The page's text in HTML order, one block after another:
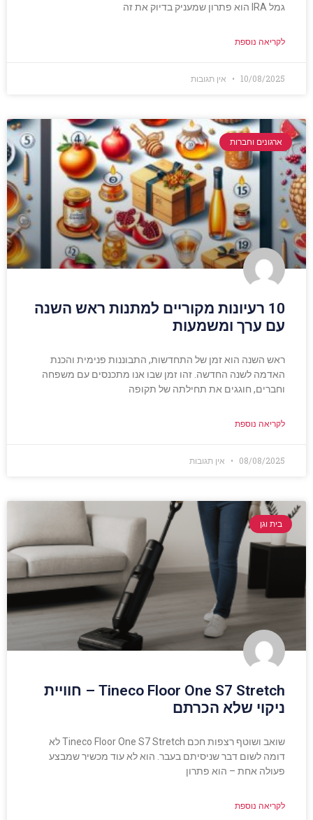
גמל IRA הוא פתרון שמעניק בדיוק את זה
לקריאה נוספת
10/08/2025 אין תגובות
ארגונים וחברות
10 רעיונות מקוריים למתנות ראש השנה
עם ערך ומשמעות
ראש השנה הוא זמן של התחדשות, התבוננות פנימית והכנת
האדמה לשנה החדשה. זהו זמן שבו אנו מתכנסים עם משפחה
וחברים, חוגגים את תחילתה של תקופה
לקריאה נוספת
08/08/2025 אין תגובות
בית וגן
Tineco Floor One S7 Stretch – חוויית
ניקוי שלא הכרתם
שואב ושוטף רצפות חכם Tineco Floor One S7 Stretch לא
דומה לשום דבר שניסיתם בעבר. הוא לא עוד מכשיר שמבצע
פעולה אחת – הוא פתרון
לקריאה נוספת